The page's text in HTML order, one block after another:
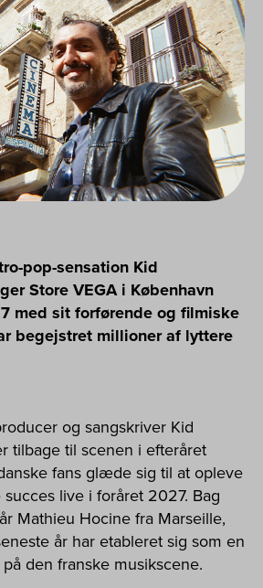
pop-sensation Kid
Store VEGA i København
med sit forførende og filmiske
begejstret millioner af lyttere
og sangskriver Kid
tilbage til scenen i efteråret
fans glæde sig til at opleve
live i foråret 2027. Bag
Mathieu Hocine fra Marseille,
år har etableret sig som en
den franske musikscene.